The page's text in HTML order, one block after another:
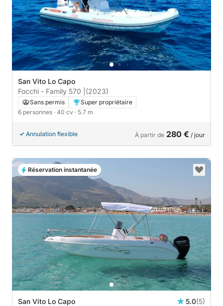
San Vito Lo Capo
Focchi - Family 570 | (2023)
Sans permis
Super propriétaire
6 personnes · 40 cv · 5.7 m
Annulation flexible À partir de 280 € / jour
San Vito Lo Capo 5.0(5)
Réservation instantanée